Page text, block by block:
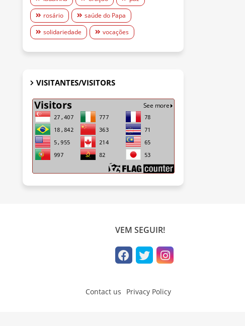
rosário
saúde do Papa
solidariedade
vocações
VISITANTES/VISITORS
VEM SEGUIR!
Contact us Privacy Policy